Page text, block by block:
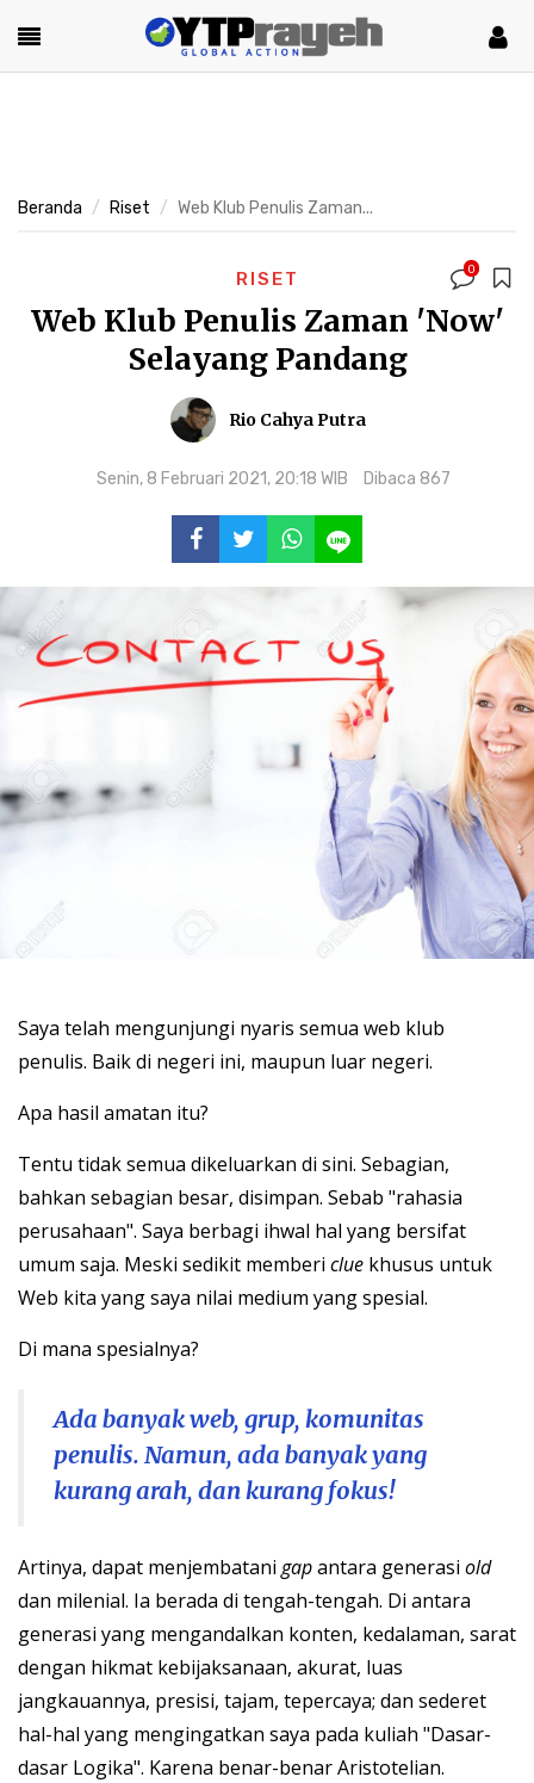
Beranda Riset Web Klub Penulis Zaman...
RISET 0
Web Klub Penulis Zaman 'Now'
Selayang Pandang
Rio Cahya Putra
Senin, 8 Februari 2021, 20:18 WIB Dibaca 867
Saya telah mengunjungi nyaris semua web klub
penulis. Baik di negeri ini, maupun luar negeri.
Apa hasil amatan itu?
Tentu tidak semua dikeluarkan di sini. Sebagian,
bahkan sebagian besar, disimpan. Sebab "rahasia
perusahaan". Saya berbagi ihwal hal yang bersifat
umum saja. Meski sedikit memberi clue khusus untuk
Web kita yang saya nilai medium yang spesial.
Di mana spesialnya?
Ada banyak web, grup, komunitas
penulis. Namun, ada banyak yang
kurang arah, dan kurang fokus!
Artinya, dapat menjembatani gapantara generasi old
dan milenial. Ia berada di tengah-tengah. Di antara
generasi yang mengandalkan konten, kedalaman, sarat
dengan hikmat kebijaksanaan, akurat, luas
jangkauannya, presisi, tajam, tepercaya; dan sederet
hal-hal yang mengingatkan saya pada kuliah "Dasar-
dasar Logika". Karena benar-benar Aristotelian.